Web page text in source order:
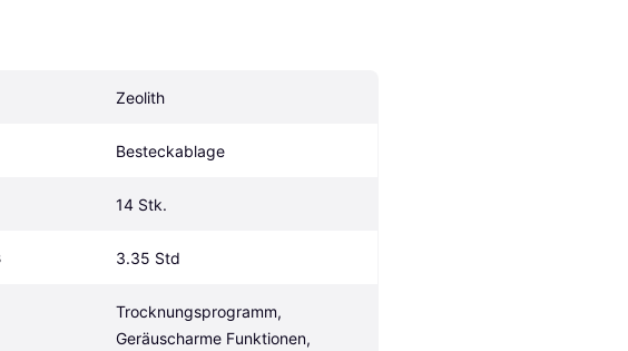
Zeolith
Besteckablage
14 Stk.
3.35 Std
Trocknungsprogramm,
Geräuscharme Funktionen,